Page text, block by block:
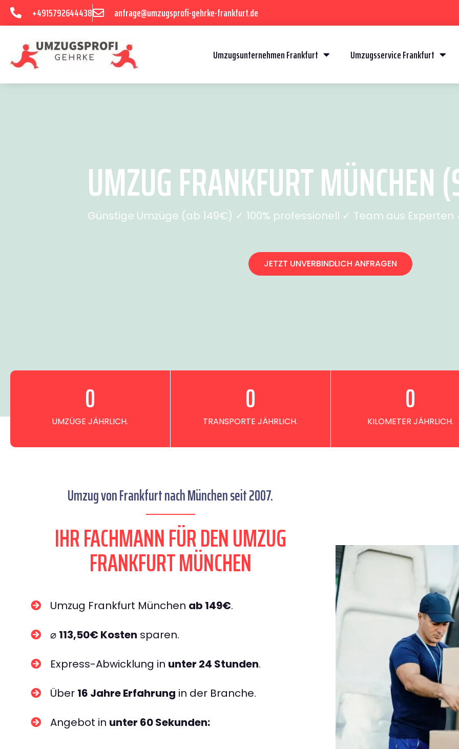
+4915792644438 anfrage@umzugsprofi-gehrke-frankfurt.de
Umzugsunternehmen Frankfurt Umzugsservice Frankfurt
UMZUG FRANKFURT MÜNCHEN
Günstige Umzüge (ab 149€) ✓ 100% professionell ✓ Team aus
JETZT UNVERBINDLICH ANFRAGEN
UMZÜGE JÄHRLICH.
0
TRANSPORTE JÄHRLICH.
0
KILOMETER JÄHRLICH.
0
Umzug von Frankfurt nach München seit 2007.
IHR FACHMANN FÜR DEN UMZUG
FRANKFURT MÜNCHEN
Umzug Frankfurt München ab 149€.
⌀ 113,50€ Kosten sparen.
Express-Abwicklung in unter 24 Stunden.
Über 16 Jahre Erfahrung in der Branche.
Angebot in unter 60 Sekunden: